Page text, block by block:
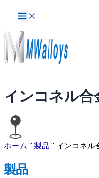
ス
キ
ッ
イ
ン
メ
ニ
ュ
ー
インコネル合
ホーム " 製品 " インコネル
製品